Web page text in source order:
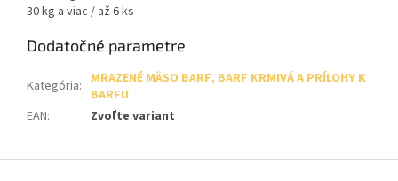
30 kg a viac / až 6 ks
Dodatočné parametre
Kategória: MRAZENÉ MÄSO BARF, BARF KRMIVÁ A PRÍLOHY K
BARFU
EAN: Zvoľte variant